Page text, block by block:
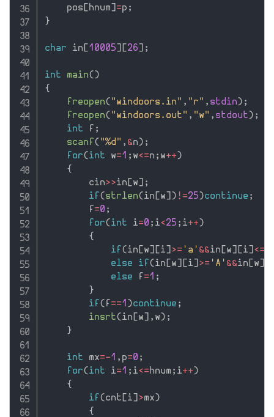
    pos
[hnum] =p ;
}
char in [10005] [26] ;
int main()
{
freopen( "windoors.in" , "r" , stdin) ;
freopen( "windoors.out" , "w" , stdout) ;
int f ;
scanf ( "%d" , &n) ;
for(int w=1 ; w<=n ; w++)
{
        cin
>>in [w] ;
if (strlen(in [w] ) !=25)continue ;
        f
=0 ;
for(int i=0 ; i<25 ; i++)
{
if (in [w] [i] >= 'a' &&in [w] [i] <=
else
if (in [w] [i] >= 'A' &&in [w]
else f =1 ;
}
if ( f ==1 )continue ;
insrt(in [w] , w) ;
}
int mx=-1 , p=0 ;
for(int i=1 ; i<=hnum ; i++)
{
if (cnt [i] >mx)
{